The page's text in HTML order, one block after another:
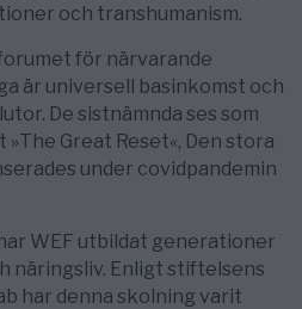
och transhumanism.
för närvarande
är ­univer­sell bas­­in­komst och
De sist­nämnda ses som
Great Reset«, Den stora
under covidpan­de­min
WEF utbildat genera­tioner
näringsliv. Enligt stiftelsens
har denna skolning varit